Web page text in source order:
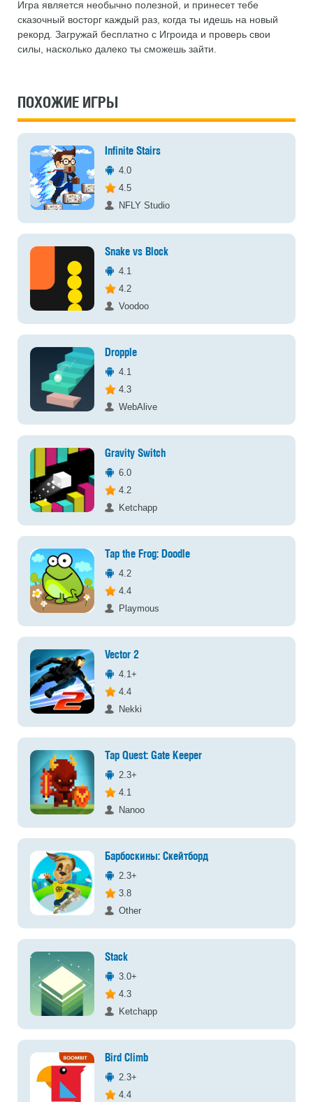
Игра является необычно полезной, и принесет тебе
сказочный восторг каждый раз, когда ты идешь на новый
рекорд. Загружай бесплатно с Игроида и проверь свои
силы, насколько далеко ты сможешь зайти.
ПОХОЖИЕ ИГРЫ
Infinite Stairs
4.0
4.5
NFLY Studio
Snake vs Block
4.1
4.2
Voodoo
Dropple
4.1
4.3
WebAlive
Gravity Switch
6.0
4.2
Ketchapp
Tap the Frog: Doodle
4.2
4.4
Playmous
Vector 2
4.1+
4.4
Nekki
Tap Quest: Gate Keeper
2.3+
4.1
Nanoo
Барбоскины: Скейтборд
2.3+
3.8
Other
Stack
3.0+
4.3
Ketchapp
Bird Climb
2.3+
4.4